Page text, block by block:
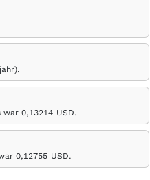
war 0,13214 USD.
0,12755 USD.